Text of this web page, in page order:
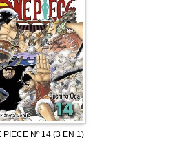
PIECE Nº 14 (3 EN 1)